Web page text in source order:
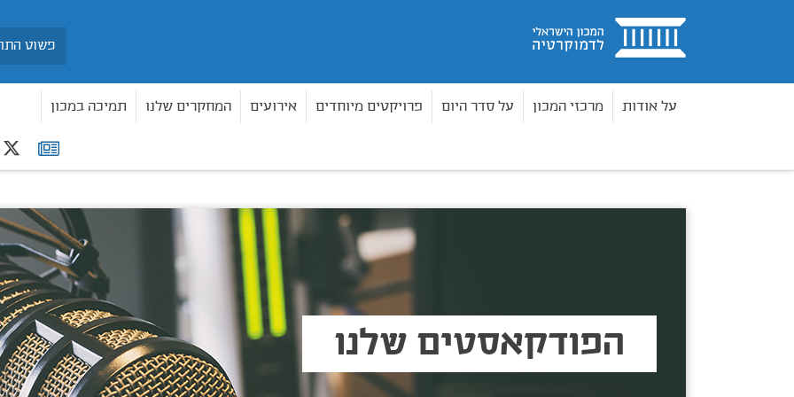
בית
על אודות מרכזי המכון על סדר היום פרויקטים מיוחדים אירועים המחקרים שלנו תמיכה במכון
רשימת
תפוצה
הפודקאסטים שלנו